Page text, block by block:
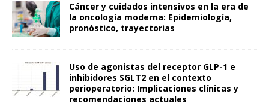
Cáncer y cuidados intensivos en la era de
la oncología moderna: Epidemiología,
pronóstico, trayectorias
Uso de agonistas del receptor GLP-1 e
inhibidores SGLT2 en el contexto
perioperatorio: Implicaciones clínicas y
recomendaciones actuales